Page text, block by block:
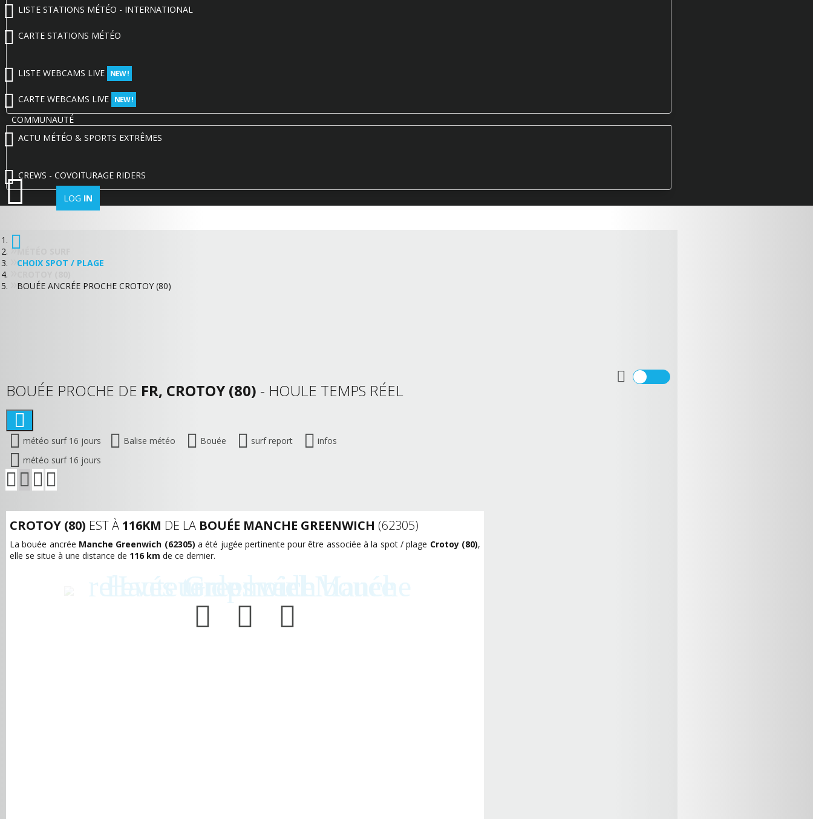
LISTE STATIONS MÉTÉO - INTERNATIONAL
CARTE STATIONS MÉTÉO
LISTE WEBCAMS LIVE NEW !
CARTE WEBCAMS LIVE NEW !
COMMUNAUTÉ
ACTU MÉTÉO & SPORTS EXTRÊMES
CREWS - COVOITURAGE RIDERS
LOG IN
MÉTÉO SURF
CHOIX SPOT / PLAGE
BOUÉE ANCRÉE PROCHE CROTOY (80)
BOUÉE PROCHE DE FR, CROTOY (80) - HOULE TEMPS RÉEL
météo surf 16 jours Balise météo Bouée surf report
infos
météo surf 16 jours
CROTOY (80) EST À 116KM DE LA BOUÉE MANCHE GREENWICH (62305)
La bouée ancrée Manche Greenwich (62305) a été jugée pertinente pour être associée à la spot / plage Crotoy (80),
elle se situe à une distance de 116 km de ce dernier.